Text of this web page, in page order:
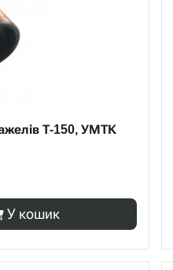
Т-150, УМТК
У кошик